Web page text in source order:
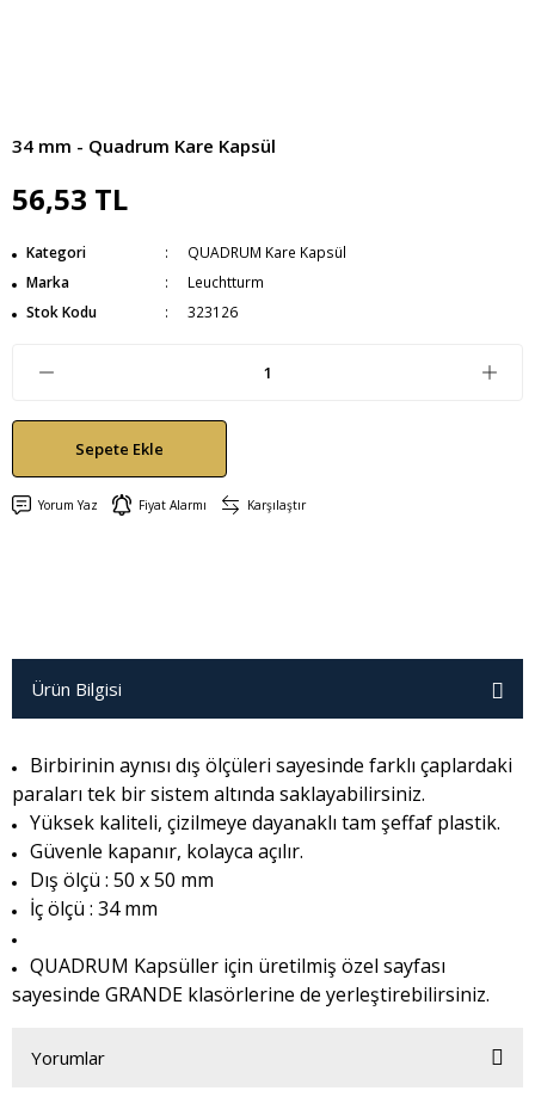
34 mm - Quadrum Kare Kapsül
56,53 TL
Kategori
QUADRUM Kare Kapsül
Marka
Leuchtturm
Stok Kodu
323126
Sepete Ekle
Yorum Yaz Fiyat Alarmı Karşılaştır
Ürün Bilgisi
Birbirinin aynısı dış ölçüleri sayesinde farklı çaplardaki
paraları tek bir sistem altında saklayabilirsiniz.
Yüksek kaliteli, çizilmeye dayanaklı tam şeffaf plastik.
Güvenle kapanır, kolayca açılır.
Dış ölçü : 50 x 50 mm
İç ölçü : 34 mm
QUADRUM Kapsüller için üretilmiş özel sayfası
sayesinde GRANDE klasörlerine de yerleştirebilirsiniz.
Yorumlar